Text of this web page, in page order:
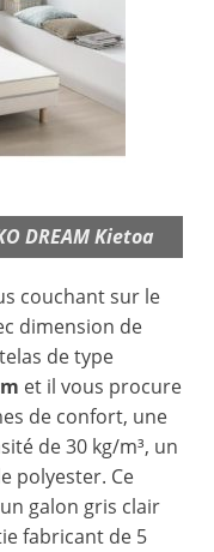
DREAM Kietoa
couchant sur le
dimension de
de type
et il vous procure
de confort, une
de 30 kg/m³, un
polyester. Ce
galon gris clair
fabricant de 5